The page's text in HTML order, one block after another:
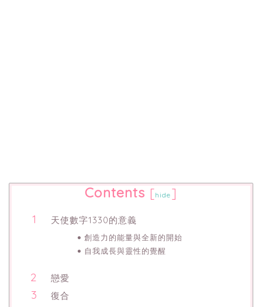
Contents [hide ]
天使數字1330的意義
創造力的能量與全新的開始
自我成長與靈性的覺醒
戀愛
復合